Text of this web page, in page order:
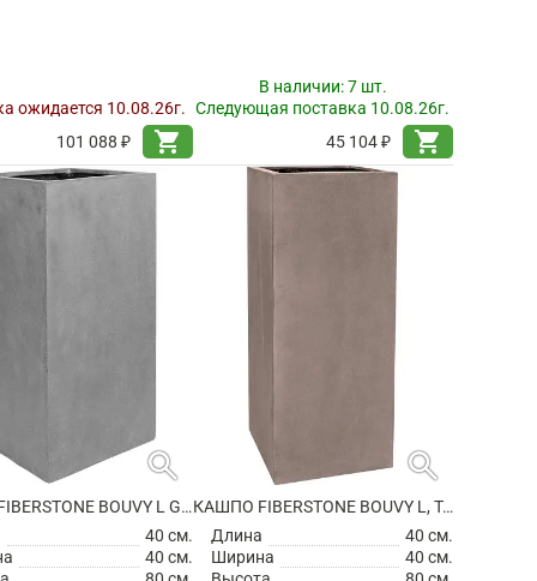
ожидается 10.08.26г.
101 088 ₽
shopping_cart
В наличии:7 шт.
Следующая поставка 10.08.26г.
45 104 ₽
shopping_cart
search
КАШПО FIBERSTONE BOUVY L GREY
40 см.
40 см.
search
КАШПО FIBERSTONE BOUVY L, TAUPE
Длина
40 см.
Ширина
40 см.